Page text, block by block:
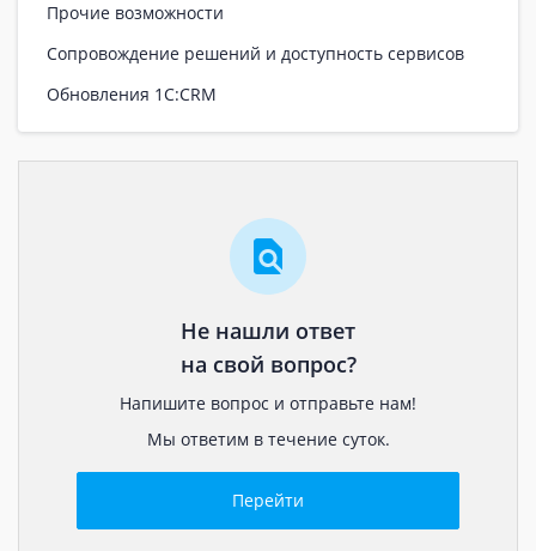
Прочие возможности
Сопровождение решений и доступность сервисов
Обновления 1С:CRM
Не нашли ответ
на свой вопрос?
Напишите вопрос и отправьте нам!
Мы ответим в течение суток.
Перейти